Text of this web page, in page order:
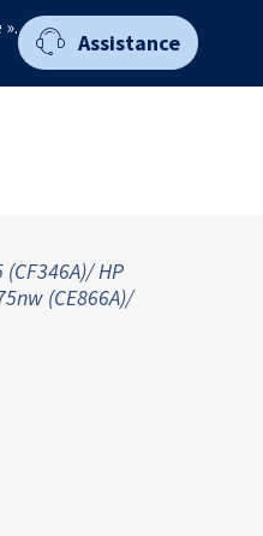
Assistance
HP
(CE866A)/